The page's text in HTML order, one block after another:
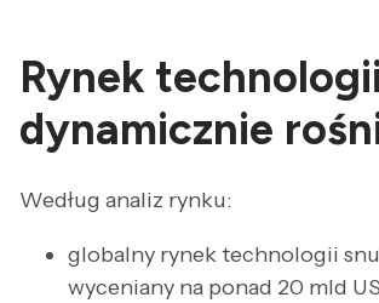
Rynek
dynamicznie
Według analiz rynku:
globalny rynek technologii snu
wyceniany na ponad 20 mld